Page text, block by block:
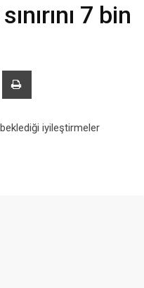
7 bin
Share
beklediği iyileştirmeler